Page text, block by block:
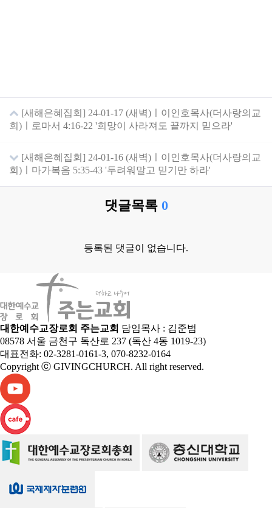
[새해은혜집회] 24-01-17 (새벽)ㅣ이인호목사(더사랑의교
회)ㅣ로마서 4:16-22 '희망이 사라져도 끝까지 믿으라'
[새해은혜집회] 24-01-16 (새벽)ㅣ이인호목사(더사랑의교
회)ㅣ마가복음 5:35-43 '두려워말고 믿기만 하라'
댓글목록 0
등록된 댓글이 없습니다.
대한예수교장로회 주는교회 담임목사 : 김준범
08578 서울 금천구 독산로 237 (독산 4동 1019-23)
대표전화: 02-3281-0161-3, 070-8232-0164
Copyright ⓒ GIVINGCHURCH. All right reserved.